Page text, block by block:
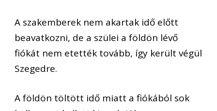
A szakemberek nem akartak idő előtt
beavatkozni, de a szülei a földön lévő
fiókát nem etették tovább, így került végül
Szegedre.
A földön töltött idő miatt a fiókából sok